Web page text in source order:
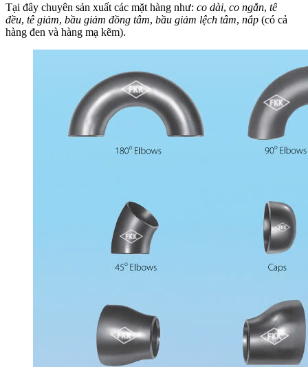
Tại đây chuyên sản xuất các mặt hàng như: co dài, co ngắn, tê
đều, tê giảm, bầu giảm đồng tâm, bầu giảm lệch tâm, nắp (có cả
hàng đen và hàng mạ kẽm).